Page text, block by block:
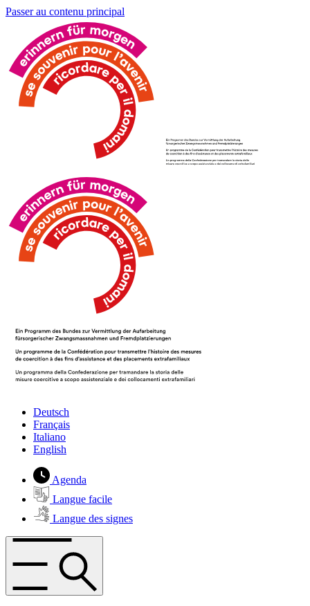
Passer au contenu principal
Deutsch
Français
Italiano
English
Agenda
Langue facile
Langue des signes